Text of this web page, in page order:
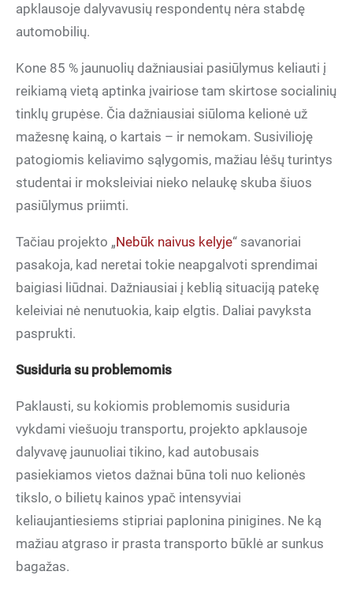
apklausoje dalyvavusių respondentų nėra stabdę
automobilių.
Kone 85 % jaunuolių dažniausiai pasiūlymus keliauti į
reikiamą vietą aptinka įvairiose tam skirtose socialinių
tinklų grupėse. Čia dažniausiai siūloma kelionė už
mažesnę kainą, o kartais – ir nemokam. Susivilioję
patogiomis keliavimo sąlygomis, mažiau lėšų turintys
studentai ir moksleiviai nieko nelaukę skuba šiuos
pasiūlymus priimti.
Tačiau projekto „Nebūk naivus kelyje“ savanoriai
pasakoja, kad neretai tokie neapgalvoti sprendimai
baigiasi liūdnai. Dažniausiai į keblią situaciją patekę
keleiviai nė nenutuokia, kaip elgtis. Daliai pavyksta
pasprukti.
Susiduria su problemomis
Paklausti, su kokiomis problemomis susiduria
vykdami viešuoju transportu, projekto apklausoje
dalyvavę jaunuoliai tikino, kad autobusais
pasiekiamos vietos dažnai būna toli nuo kelionės
tikslo, o bilietų kainos ypač intensyviai
keliaujantiesiems stipriai paplonina pinigines. Ne ką
mažiau atgraso ir prasta transporto būklė ar sunkus
bagažas.